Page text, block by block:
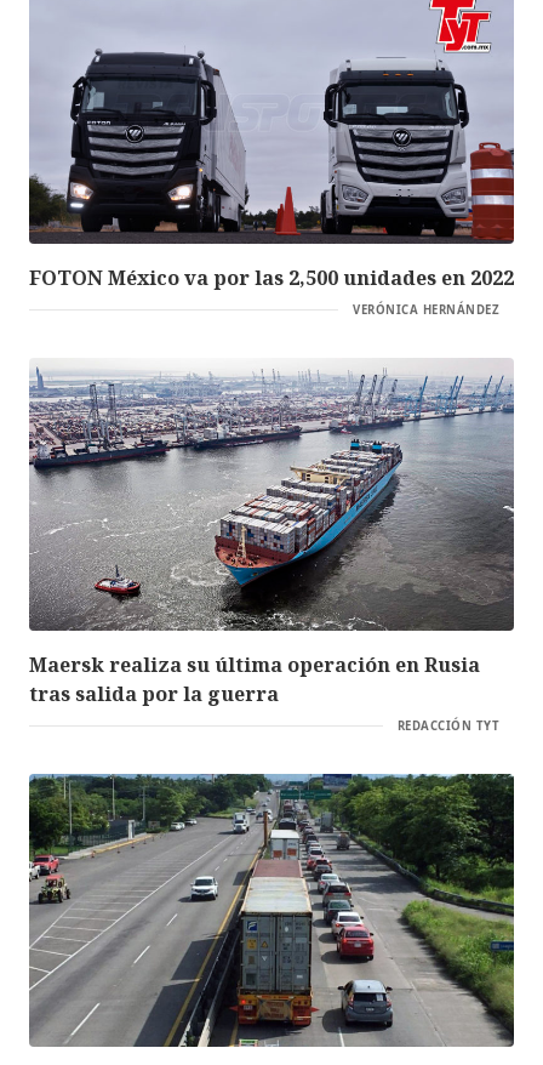
FOTON México va por las 2,500 unidades en 2022
VERÓNICA HERNÁNDEZ
Maersk realiza su última operación en Rusia
tras salida por la guerra
REDACCIÓN TYT